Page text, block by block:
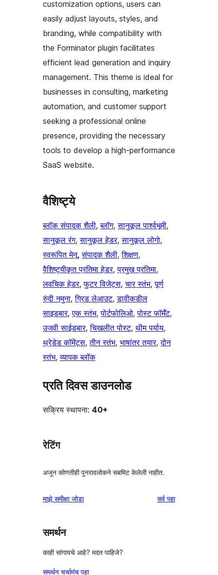
customization options, users can
easily adjust layouts, styles, and
branding, while compatibility with
the Forminator plugin facilitates
efficient lead generation and inquiry
management. This theme is ideal for
businesses in consulting, marketing
automation, and customer support
seeking a professional online
presence, providing the necessary
tools to develop a high-performance
SaaS website.
वैशिष्ट्ये
ब्लॉक संपादक शैली, ब्लॉग, सानुकूल पार्श्वभूमी
सानुकूल रंग, सानुकूल हेडर, सानुकूल लोगो
स्वरूपित मेनू, संपादक शैली, शिक्षण
वैशिष्ट्यीकृत प्रतिमा हेडर, प्रमुख प्रतिमा
लवचिक हेडर, फुटर विजेट्स, चार स्तंभ, पूर्ण
रुंदी नमुना, ग्रिड लेआउट, डावीकडील
साइडबार, एक स्तंभ, पोर्टफोलिओ, पोस्ट फॉर्मॅट
उजवी साईडबार, चिखलीत पोस्ट, थीम पर्याय
थ्रेडेड कॉमेंट्स, तीन स्तंभ, भाषांतर तयार, दोन
स्तंभ, व्यापक ब्लॉक
प्रति दिवस डाउनलोड
सक्रिय स्थापना: 40+
रेटिंग
अजून कोणतीही पुनरावलोकने सबमिट केलेली नाहीत.
माझे समीक्षा जोडा सर्वपुनरावलोकने
पहा
समर्थन
काही सांगायचे आहे? मदत पाहिजे?
समर्थन चर्चामंच पहा